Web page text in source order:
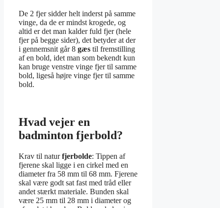
De 2 fjer sidder helt inderst på samme
vinge, da de er mindst krogede, og
altid er det man kalder fuld fjer (hele
fjer på begge sider), det betyder at der
i gennemsnit går 8 gæs til fremstilling
af en bold, idet man som bekendt kun
kan bruge venstre vinge fjer til samme
bold, ligeså højre vinge fjer til samme
bold.
Hvad vejer en
badminton fjerbold?
Krav til naturfjerbolde: Tippen af
fjerene skal ligge i en cirkel med en
diameter fra 58 mm til 68 mm. Fjerene
skal være godt sat fast med tråd eller
andet stærkt materiale. Bunden skal
være 25 mm til 28 mm i diameter og